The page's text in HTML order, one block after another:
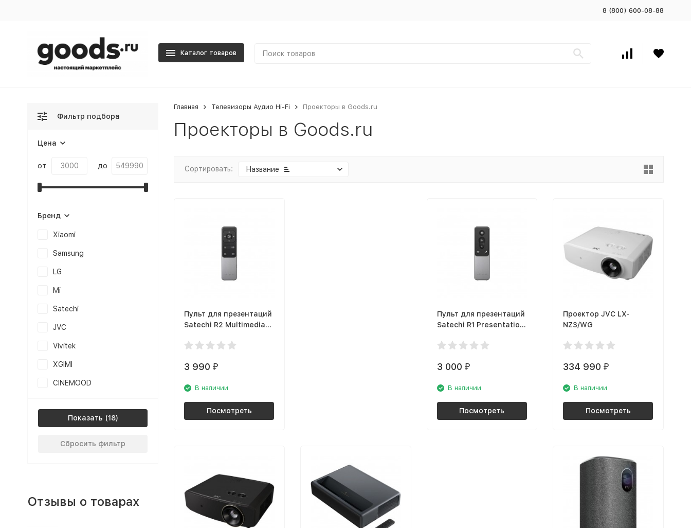
8 (800) 600-08-88
Каталог товаров
Главная Телевизоры Аудио Hi-Fi Проекторы в Goods.ru
Проекторы в Goods.ru
Сортировать: Название
Пульт для презентаций
Satechi R2 Multimedia
космос
3 990 ₽
В наличии
Посмотреть
Пульт для презентаций
Satechi R1 Presentation
3 000 ₽
В наличии
Посмотреть
Проектор JVC LX-
NZ3/WG
334 990₽
В наличии
Посмотреть
Фильтр подбора
Цена
от до
Бренд
Xiaomi
Samsung
LG
Mi
Satechi
JVC
Vivitek
XGIMI
CINEMOOD
Показать
Сбросить фильтр
Отзывы о товарах